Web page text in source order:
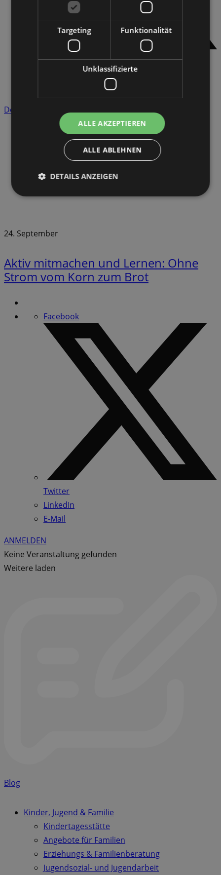
Twitter
Details anzeigen
24. September
Aktiv mitmachen und Lernen: Ohne
Strom vom Korn zum Brot
Facebook
Twitter
LinkedIn
E-Mail
ANMELDEN
Keine Veranstaltung gefunden
Weitere laden
Blog
Kinder, Jugend & Familie
Kindertagesstätte
Angebote für Familien
Erziehungs & Familienberatung
Jugendsozial- und Jugendarbeit
Targeting Funktionalität
Unklassifizierte
ALLE AKZEPTIEREN
ALLE ABLEHNEN
DETAILS ANZEIGEN